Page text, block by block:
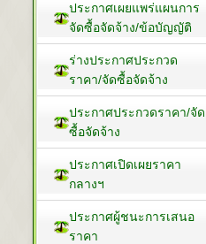
ประกาศเผยแพร่แผนการ
จัดซื้อจัดจ้าง/ข้อบัญญัติ
ร่างประกาศประกวด
ราคา/จัดซื้อจัดจ้าง
ประกาศประกวดราคา/จัด
ซื้อจัดจ้าง
ประกาศเปิดเผยราคา
กลางฯ
ประกาศผู้ชนะการเสนอ
ราคา